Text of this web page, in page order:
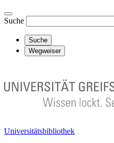
Suche
Suche
Wegweiser
Universitätsbibliothek